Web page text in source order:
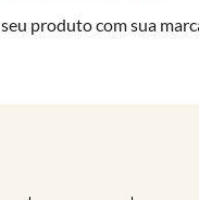
produto com sua